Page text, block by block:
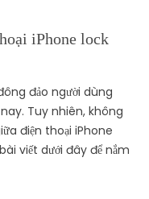
iPhone lock
đảo người dùng
Tuy nhiên, không
điện thoại iPhone
viết dưới đây để nắm